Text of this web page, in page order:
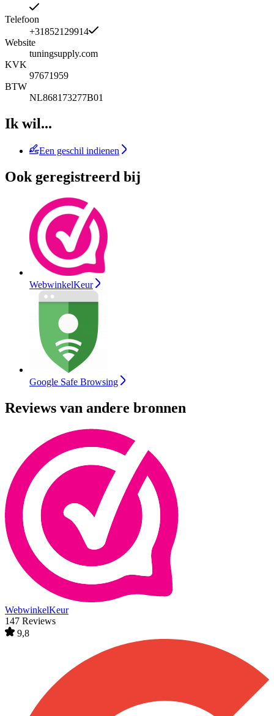
Telefoon
+31852129914
Website
tuningsupply.com
KVK
97671959
BTW
NL868173277B01
Ik wil...
Een geschil indienen
Ook geregistreerd bij
WebwinkelKeur
Google Safe Browsing
Reviews van andere bronnen
WebwinkelKeur
147 Reviews
9,8